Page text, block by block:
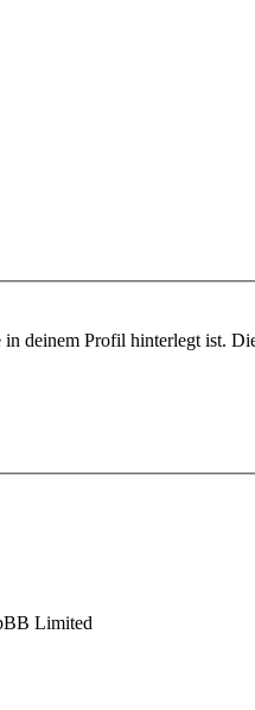
deinem Profil hinterlegt ist.
Limited